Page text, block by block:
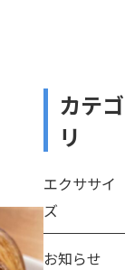
カテゴ
リ
エクササイ
ズ
お知らせ